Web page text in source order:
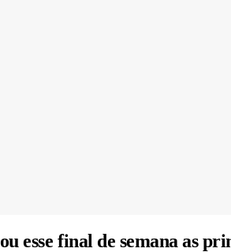
esse final de semana as